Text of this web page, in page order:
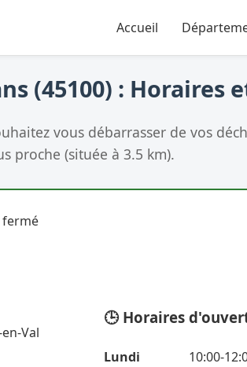
Accueil
(45100) : Horaires
vous débarrasser de vos
proche (située à 3.5 km).
fermé
Val
🕒 Horaires
Lundi
10:00-